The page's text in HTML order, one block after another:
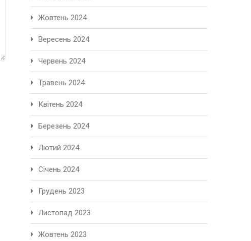
Жовтень 2024
Вересень 2024
Червень 2024
Травень 2024
Квітень 2024
Березень 2024
Лютий 2024
Січень 2024
Грудень 2023
Листопад 2023
Жовтень 2023